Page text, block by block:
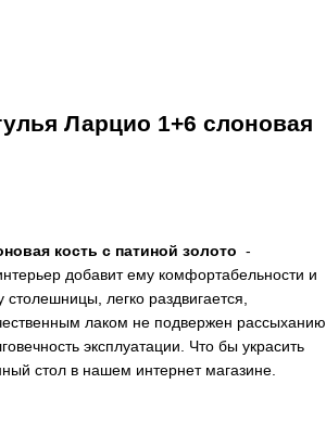
Ларцио 1+6 слоновая
кость с патиной золото -
добавит ему комфортабельности и
легко раздвигается,
лаком не подвержен рассыханию
эксплуатации. Что бы украсить
стол в нашем интернет магазине.